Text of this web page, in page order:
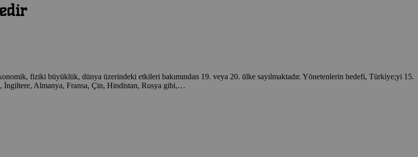
fiziki büyüklük, dünya üzerindeki etkileri bakımından 19. veya 20. ülke sayılmaktadır. Yönetenlerin hedefi, Türkiye;yi 15.
Almanya, Fransa, Çin, Hindistan, Rusya gibi,…